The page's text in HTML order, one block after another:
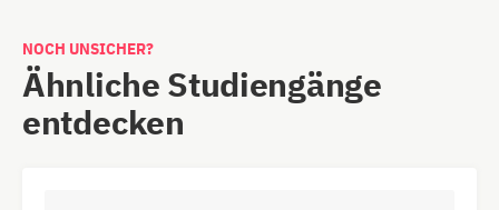
NOCH UNSICHER?
Ähnliche Studiengänge
entdecken